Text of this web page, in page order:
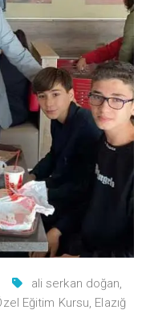
ali serkan doğan,
Eğitim Kursu, Elazığ